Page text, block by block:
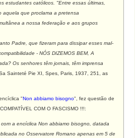
estudantes católicos. "Entre essas últimas,
aquela que proclama a pretensa
a nossa federação e aos grupos
Padre, que fizeram para dissipar esses mal-
- NÓS DIZEMOS BEM, A
Os senhores têm jornais, têm imprensa
Sainteté Pie XI, Spes, Paris, 1937, 251, as
"Non abbiamo bisogno", fez questão de
COM O FASCISMO !!!:
a encíclica Non abbiamo bisogno, datada
no Osservatore Romano apenas em 5 de